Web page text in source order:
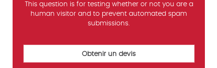
This question is for testing whether or not you are a
human visitor and to prevent automated spam
submissions.